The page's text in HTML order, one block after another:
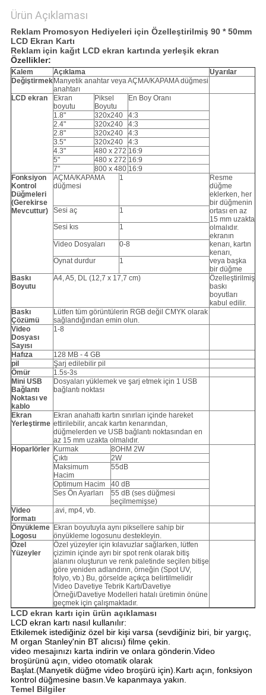
Ürün Açıklaması
Reklam Promosyon Hediyeleri için Özelleştirilmiş 90 * 50mm
LCD Ekran Kartı
Reklam için kağıt LCD ekran kartında yerleşik ekran
Özellikler:
Kalem Açıklama
Uyarılar
Değiştirmek Manyetik anahtar veya AÇMA/KAPAMA düğmesi
anahtarı
LCD ekran
Ekran
boyutu
Piksel
Boyutu
En Boy Oranı
1.8" 320x240
4:3
2.4"
320x240
4:3
2.8"
320x240
4:3
3.5"
320x240
4:3
4.3"
480 x 272 16:9
5"
480 x 272 16:9
7"
800 x 480 16:9
Fonksiyon
Kontrol
Düğmeleri
(Gerekirse
Mevcuttur)
AÇMA/KAPAMA
düğmesi
1
Resme
düğme
eklerken, her
bir düğmenin
ortası en az
15 mm uzakta
olmalıdır.
ekranın
kenarı, kartın
kenarı,
veya başka
bir düğme
Sesi aç
1
Sesi kıs
1
Video Dosyaları
0-8
Oynat durdur
1
Baskı
Boyutu
A4, A5, DL (12,7 x 17,7 cm)
Özelleştirilmiş
baskı
boyutları
kabul edilir.
Baskı
Çözümü
Lütfen tüm görüntülerin RGB değil CMYK olarak
sağlandığından emin olun.
Video
Dosyası
Sayısı
1-8
Hafıza
128 MB - 4 GB
pil
Şarj edilebilir pil
Ömür
1.5s-3s
Mini USB
Bağlantı
Noktası ve
kablo
Dosyaları yüklemek ve şarj etmek için 1 USB
bağlantı noktası
Ekran
Yerleştirme
Ekran anahattı kartın sınırları içinde hareket
ettirilebilir, ancak kartın kenarından,
düğmelerden ve USB bağlantı noktasından en
az 15 mm uzakta olmalıdır.
Hoparlörler Kurmak
8OHM 2W
Çıktı
2W
Maksimum
Hacim
55dB
Optimum Hacim
40 dB
Ses Ön Ayarları
55 dB (ses düğmesi
seçilmemişse)
Video
formatı
.avi, mp4, vb.
Önyükleme
Logosu
Ekran boyutuyla aynı piksellere sahip bir
önyükleme logosunu destekleyin.
Özel
Yüzeyler
Özel yüzeyler için kılavuzlar sağlarken, lütfen
çizimin içinde ayrı bir spot renk olarak bitiş
alanını oluşturun ve renk paletinde seçilen bitişe
göre yeniden adlandırın, örneğin (Spot UV,
folyo, vb.) Bu, görselde açıkça belirtilmelidir
Video Davetiye Tebrik Kartı/Davetiye
Örneği/Davetiye Modelleri hatalı üretimin önüne
geçmek için çalışmaktadır.
LCD ekran kartı için ürün açıklaması
LCD ekran kartı nasıl kullanılır:
Etkilemek istediğiniz özel bir kişi varsa (sevdiğiniz biri, bir yargıç,
M organ Stanley'nin BT alıcısı) filme çekin.
video mesajınızı karta indirin ve onlara gönderin.Video
broşürünü açın, video otomatik olarak
Başlat.(Manyetik düğme video broşürü için).Kartı açın, fonksiyon
kontrol düğmesine basın.Ve kapanmaya yakın.
Temel Bilgiler